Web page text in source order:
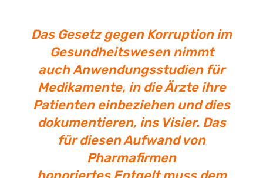
Das Gesetz gegen Korruption im
Gesundheitswesen nimmt
auch Anwendungsstudien für
Medikamente, in die Ärzte ihre
Patienten einbeziehen und dies
dokumentieren, ins Visier. Das
für diesen Aufwand von
Pharmafirmen